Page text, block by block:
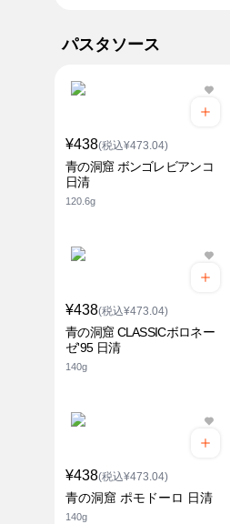
パスタソース
¥438(税込¥473.04)
青の洞窟 ボンゴレビアンコ
日清
120.6g
¥438(税込¥473.04)
青の洞窟 CLASSICボロネー
ゼ'95 日清
140g
¥438(税込¥473.04)
青の洞窟 ポモドーロ 日清
140g